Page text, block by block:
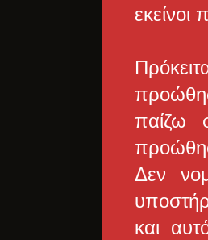
εκείνοι
παίζω
Δεν
και